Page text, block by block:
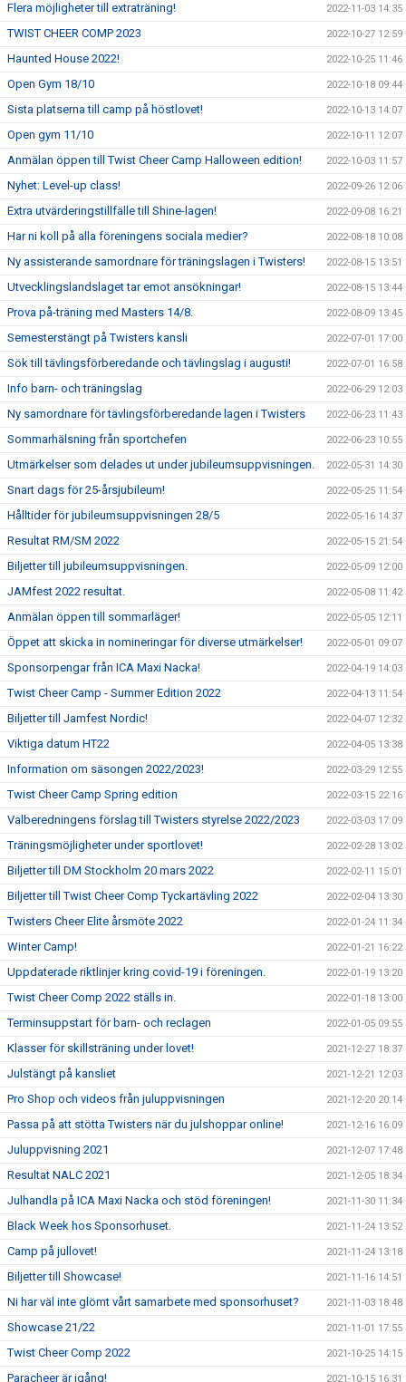
Flera möjligheter till extraträning! 2022-11-03 14:35
TWIST CHEER COMP 2023 2022-10-27 12:59
Haunted House 2022! 2022-10-25 11:46
Open Gym 18/10 2022-10-18 09:44
Sista platserna till camp på höstlovet! 2022-10-13 14:07
Open gym 11/10 2022-10-11 12:07
Anmälan öppen till Twist Cheer Camp Halloween edition! 2022-10-03 11:57
Nyhet: Level-up class! 2022-09-26 12:06
Extra utvärderingstillfälle till Shine-lagen! 2022-09-08 16:21
Har ni koll på alla föreningens sociala medier? 2022-08-18 10:08
Ny assisterande samordnare för träningslagen i Twisters! 2022-08-15 13:51
Utvecklingslandslaget tar emot ansökningar! 2022-08-15 13:44
Prova på-träning med Masters 14/8. 2022-08-09 13:45
Semesterstängt på Twisters kansli 2022-07-01 17:00
Sök till tävlingsförberedande och tävlingslag i augusti! 2022-07-01 16:58
Info barn- och träningslag 2022-06-29 12:03
Ny samordnare för tävlingsförberedande lagen i Twisters 2022-06-23 11:43
Sommarhälsning från sportchefen 2022-06-23 10:55
Utmärkelser som delades ut under jubileumsuppvisningen. 2022-05-31 14:30
Snart dags för 25-årsjubileum! 2022-05-25 11:54
Hålltider för jubileumsuppvisningen 28/5 2022-05-16 14:37
Resultat RM/SM 2022 2022-05-15 21:54
Biljetter till jubileumsuppvisningen. 2022-05-09 12:00
JAMfest 2022 resultat. 2022-05-08 11:42
Anmälan öppen till sommarläger! 2022-05-05 12:11
Öppet att skicka in nomineringar för diverse utmärkelser! 2022-05-01 09:07
Sponsorpengar från ICA Maxi Nacka! 2022-04-19 14:03
Twist Cheer Camp - Summer Edition 2022 2022-04-13 11:54
Biljetter till Jamfest Nordic! 2022-04-07 12:32
Viktiga datum HT22 2022-04-05 13:38
Information om säsongen 2022/2023! 2022-03-29 12:55
Twist Cheer Camp Spring edition 2022-03-15 22:16
Valberedningens förslag till Twisters styrelse 2022/2023 2022-03-03 17:09
Träningsmöjligheter under sportlovet! 2022-02-28 13:02
Biljetter till DM Stockholm 20 mars 2022 2022-02-11 15:01
Biljetter till Twist Cheer Comp Tyckartävling 2022 2022-02-04 13:30
Twisters Cheer Elite årsmöte 2022 2022-01-24 11:34
Winter Camp! 2022-01-21 16:22
Uppdaterade riktlinjer kring covid-19 i föreningen. 2022-01-19 13:20
Twist Cheer Comp 2022 ställs in. 2022-01-18 13:00
Terminsuppstart för barn- och reclagen 2022-01-05 09:55
Klasser för skillsträning under lovet! 2021-12-27 18:37
Julstängt på kansliet 2021-12-21 12:03
Pro Shop och videos från juluppvisningen 2021-12-20 20:14
Passa på att stötta Twisters när du julshoppar online! 2021-12-16 16:09
Juluppvisning 2021 2021-12-07 17:48
Resultat NALC 2021 2021-12-05 18:34
Julhandla på ICA Maxi Nacka och stöd föreningen! 2021-11-30 11:34
Black Week hos Sponsorhuset. 2021-11-24 13:52
Camp på jullovet! 2021-11-24 13:18
Biljetter till Showcase! 2021-11-16 14:51
Ni har väl inte glömt vårt samarbete med sponsorhuset? 2021-11-03 18:48
Showcase 21/22 2021-11-01 17:55
Twist Cheer Comp 2022 2021-10-25 14:15
Paracheer är igång! 2021-10-15 16:31